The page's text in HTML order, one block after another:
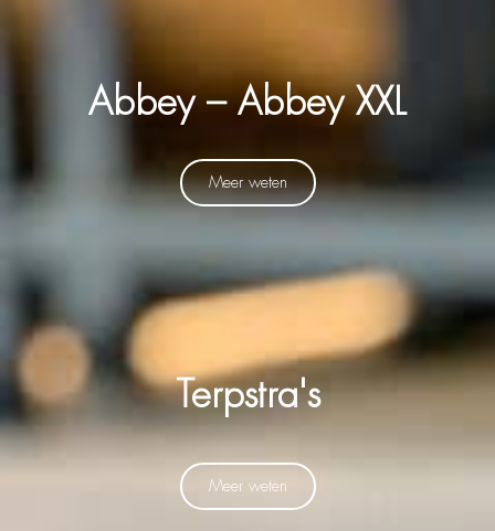
Abbey – Abbey XXL
Meer weten
Terpstra's
Meer weten